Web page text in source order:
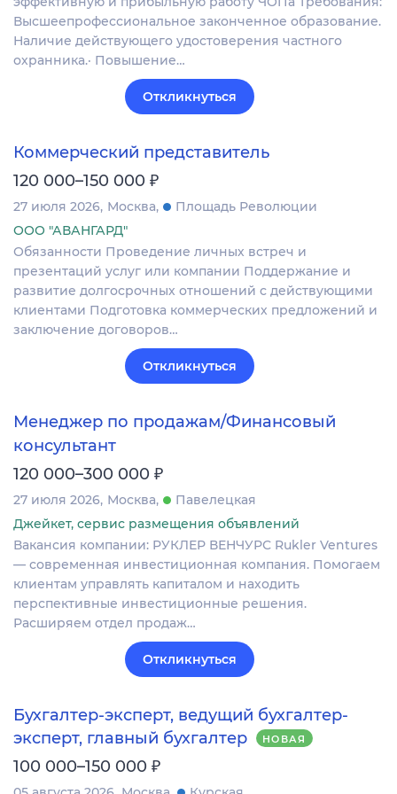
Высшеепрофессиональное законченное образование.
Наличие действующего удостоверения частного
охранника.· Повышение…
Откликнуться
Коммерческий представитель
120 000–150 000 ₽
27 июля 2026 Москва
Площадь Революции
ООО "АВАНГАРД"
Обязанности Проведение личных встреч и
презентаций услуг или компании Поддержание и
развитие долгосрочных отношений с действующими
клиентами Подготовка коммерческих предложений и
заключение договоров…
Откликнуться
Менеджер по продажам/Финансовый
консультант
120 000–300 000 ₽
27 июля 2026 Москва
Павелецкая
Джейкет, сервис размещения объявлений
Вакансия компании: РУКЛЕР ВЕНЧУРС Rukler Ventures
— современная инвестиционная компания. Помогаем
клиентам управлять капиталом и находить
перспективные инвестиционные решения.
Расширяем отдел продаж…
Откликнуться
Бухгалтер-эксперт, ведущий бухгалтер-
эксперт, главный бухгалтер
НОВАЯ
100 000–150 000 ₽